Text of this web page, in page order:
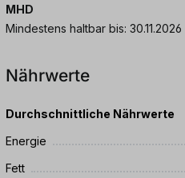
MHD
Mindestens haltbar bis: 30.11.2026
Nährwerte
Durchschnittliche Nährwerte
Energie
Fett